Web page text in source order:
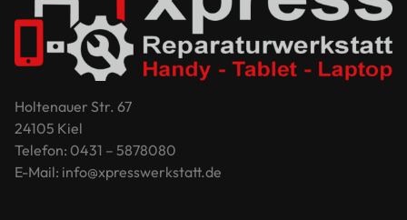
Holtenauer Str. 67
24105 Kiel
Telefon: 0431 – 5878080
E-Mail: info@xpresswerkstatt.de